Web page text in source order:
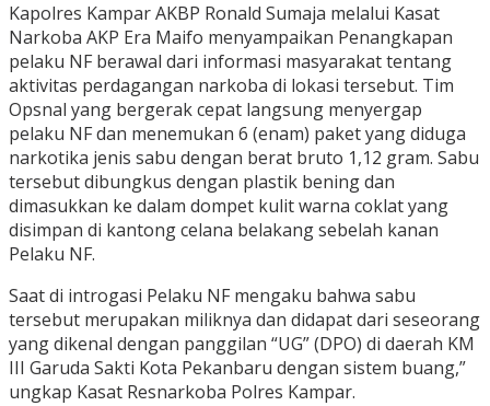
Kapolres Kampar AKBP Ronald Sumaja melalui Kasat
Narkoba AKP Era Maifo menyampaikan Penangkapan
pelaku NF berawal dari informasi masyarakat tentang
aktivitas perdagangan narkoba di lokasi tersebut. Tim
Opsnal yang bergerak cepat langsung menyergap
pelaku NF dan menemukan 6 (enam) paket yang diduga
narkotika jenis sabu dengan berat bruto 1,12 gram. Sabu
tersebut dibungkus dengan plastik bening dan
dimasukkan ke dalam dompet kulit warna coklat yang
disimpan di kantong celana belakang sebelah kanan
Pelaku NF.
Saat di introgasi Pelaku NF mengaku bahwa sabu
tersebut merupakan miliknya dan didapat dari seseorang
yang dikenal dengan panggilan “UG” (DPO) di daerah KM
III Garuda Sakti Kota Pekanbaru dengan sistem buang,”
ungkap Kasat Resnarkoba Polres Kampar.